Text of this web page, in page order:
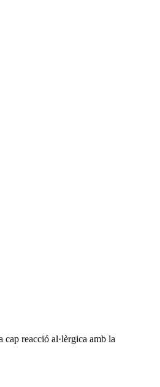
reacció al·lèrgica amb la